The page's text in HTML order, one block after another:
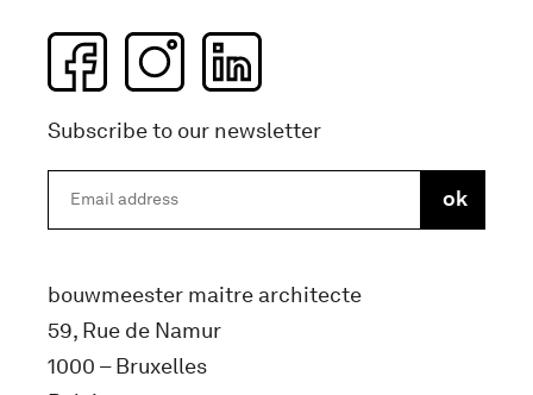
Subscribe to our newsletter
bouwmeester maitre architecte
59, Rue de Namur
1000 – Bruxelles